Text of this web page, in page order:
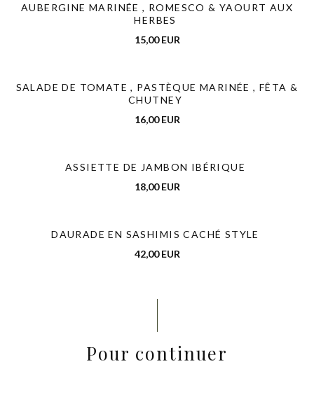
AUBERGINE MARINÉE , ROMESCO & YAOURT AUX
HERBES
15,00 EUR
SALADE DE TOMATE , PASTÈQUE MARINÉE , FÊTA &
CHUTNEY
16,00 EUR
ASSIETTE DE JAMBON IBÉRIQUE
18,00 EUR
DAURADE EN SASHIMIS CACHÉ STYLE
42,00 EUR
Pour continuer